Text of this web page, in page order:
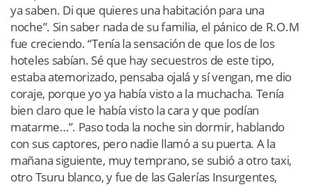
ya saben. Di que quieres una habitación para una
noche”. Sin saber nada de su familia, el pánico de R.O.M
fue creciendo. “Tenía la sensación de que los de los
hoteles sabían. Sé que hay secuestros de este tipo,
estaba atemorizado, pensaba ojalá y sí vengan, me dio
coraje, porque yo ya había visto a la muchacha. Tenía
bien claro que le había visto la cara y que podían
matarme…”. Paso toda la noche sin dormir, hablando
con sus captores, pero nadie llamó a su puerta. A la
mañana siguiente, muy temprano, se subió a otro taxi,
otro Tsuru blanco, y fue de las Galerías Insurgentes,